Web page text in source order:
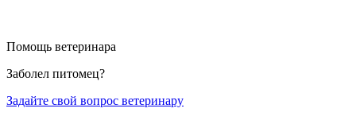
Помощь ветеринара
Заболел питомец?
Задайте свой вопрос ветеринару